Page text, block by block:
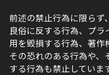
前述の禁止行為に限ら
良俗に反する行為、プ
用を毀損する行為、著
その恐れのある行為や
する行為も禁止していま